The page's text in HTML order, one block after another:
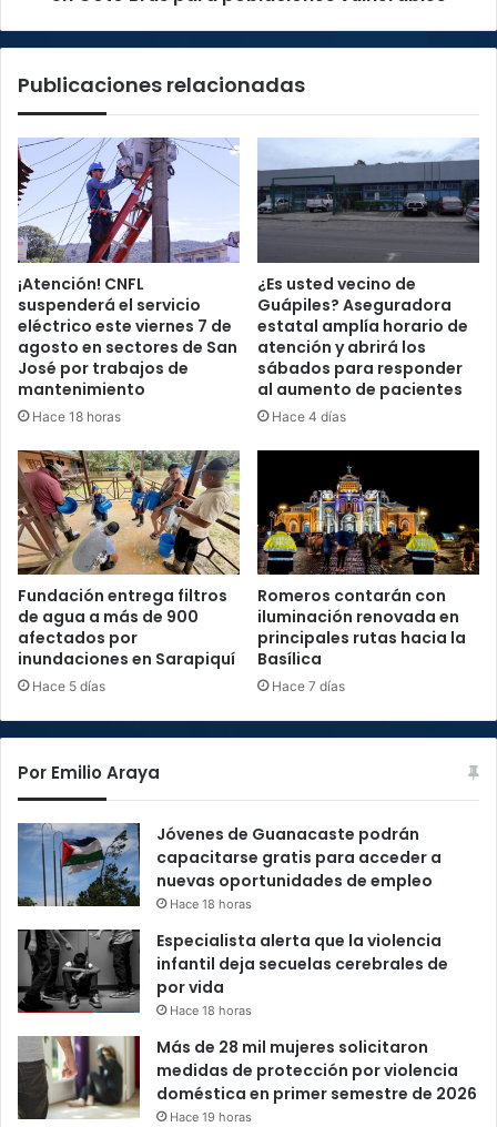
Publicaciones relacionadas
¡Atención! CNFL
suspenderá el servicio
eléctrico este viernes 7 de
agosto en sectores de San
José por trabajos de
mantenimiento
Hace 18 horas
¿Es usted vecino de
Guápiles? Aseguradora
estatal amplía horario de
atención y abrirá los
sábados para responder
al aumento de pacientes
Hace 4 días
Fundación entrega filtros
de agua a más de 900
afectados por
inundaciones en Sarapiquí
Hace 5 días
Romeros contarán con
iluminación renovada en
principales rutas hacia la
Basílica
Hace 7 días
Por Emilio Araya
Jóvenes de Guanacaste podrán
capacitarse gratis para acceder a
nuevas oportunidades de empleo
Hace 18 horas
Especialista alerta que la violencia
infantil deja secuelas cerebrales de
por vida
Hace 18 horas
Más de 28 mil mujeres solicitaron
medidas de protección por violencia
doméstica en primer semestre de 2026
Hace 19 horas